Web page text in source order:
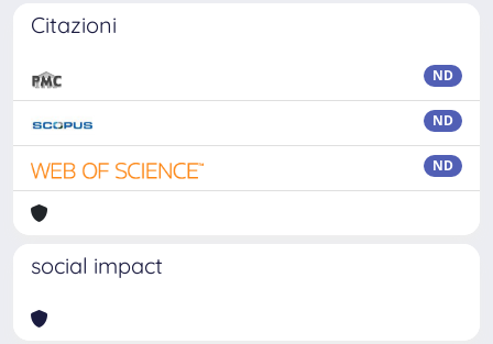
Citazioni
ND
ND
ND
social impact